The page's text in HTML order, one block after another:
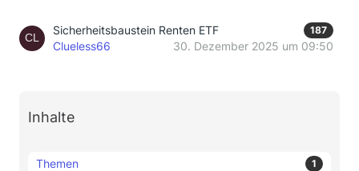
Sicherheitsbaustein Renten ETF 187
Clueless66 30. Dezember 2025 um 09:50
Inhalte
Themen 1